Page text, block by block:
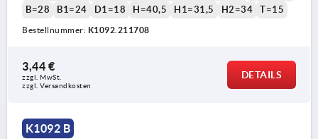
B=28
B1=24 D1=18 H=40,5 H1=31,5 H2=34 T=15
Bestellnummer: K1092.211708
3,44 €
zzgl. MwSt.
zzgl. Versandkosten
DETAILS
K1092 B